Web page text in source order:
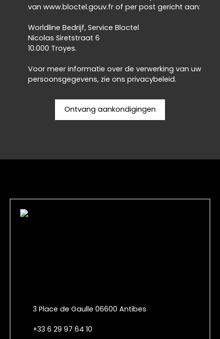
van www.bloctel.gouv.fr of per post gericht aan:
Worldline Bedrijf, Service Bloctel
Nicolas Siretstraat 6
10.000 Troyes.
Voor meer informatie over de verwerking van uw
persoonsgegevens, zie ons privacybeleid.
Ontvang aankondigingen
3 Place de Gaulle 06600 Antibes
+33 6 29 97 64 10